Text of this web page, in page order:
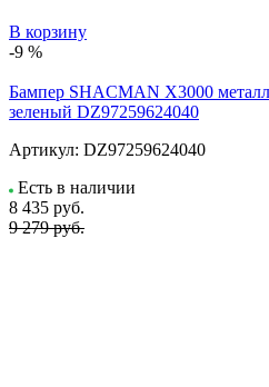
В корзину
-9 %
Бампер SHACMAN X3000 металл
зеленый DZ97259624040
Артикул: DZ97259624040
Есть в наличии
8 435 руб.
9 279 руб.